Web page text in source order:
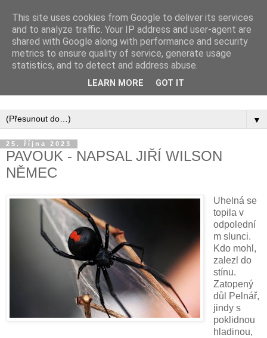
Inspirujte se tím, co píší posluchači kurzů a co se na nich
▼
25. října 2023
PAVOUK - NAPSAL JIŘÍ WILSON
NĚMEC
Uhelná se
topila v
odpolední
m slunci.
Kdo mohl,
zalezl do
stínu.
Zatopený
důl Pelnář,
jindy s
poklidnou
hladinou,
This site uses cookies from Google to deliver its services
and to analyze traffic. Your IP address and user-agent are
shared with Google along with performance and security
metrics to ensure quality of service, generate usage
statistics, and to detect and address abuse.
LEARN MORE GOT IT